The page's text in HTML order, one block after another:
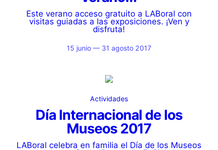
Este verano acceso gratuito a LABoral con
visitas guiadas a las exposiciones. ¡Ven y
disfruta!
15 junio — 31 agosto 2017
Actividades
Día Internacional de los
Museos 2017
LABoral celebra en familia el Día de los Museos